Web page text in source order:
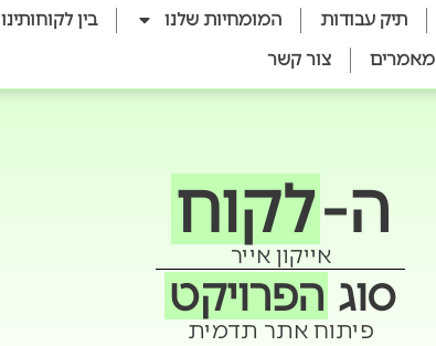
תיק עבודות המומחיות שלנו
בין לקוחותינו
מאמרים
צור קשר
ה-לקוח
אייקון אייר
סוג הפרויקט
פיתוח אתר תדמית